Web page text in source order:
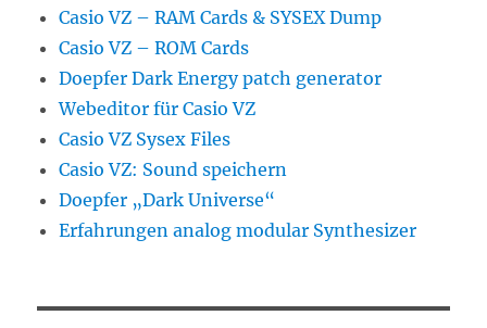
Casio VZ – RAM Cards & SYSEX Dump
Casio VZ – ROM Cards
Doepfer Dark Energy patch generator
Webeditor für Casio VZ
Casio VZ Sysex Files
Casio VZ: Sound speichern
Doepfer „Dark Universe“
Erfahrungen analog modular Synthesizer